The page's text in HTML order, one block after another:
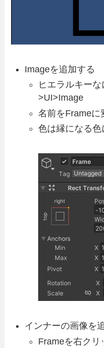
Imageを追加する
ヒエラルキー
>UI>Image
名前をFrameに
色は縁になる
インナーの画像を
Frameを右クリ